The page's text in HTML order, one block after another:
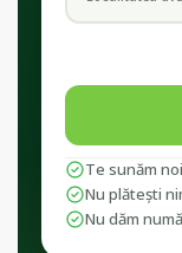
Te sunăm noi
Nu plătești
Nu dăm